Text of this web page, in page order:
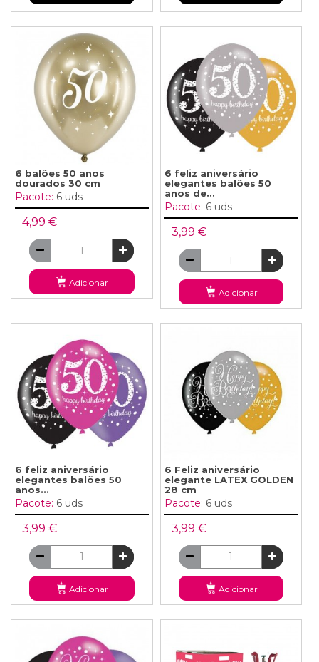
6 balões 50 anos
dourados 30 cm
Pacote: 6 uds
4,99 €
Adicionar
6 feliz aniversário
elegantes balões 50
anos de...
Pacote: 6 uds
3,99 €
Adicionar
6 feliz aniversário
elegantes balões 50
anos...
Pacote: 6 uds
3,99 €
Adicionar
6 Feliz aniversário
elegante LATEX GOLDEN
28 cm
Pacote: 6 uds
3,99 €
Adicionar